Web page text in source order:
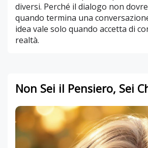
diversi. Perché il dialogo non
quando termina una
idea vale solo quando accetta di
realtà.
Non Sei il Pensiero, Sei